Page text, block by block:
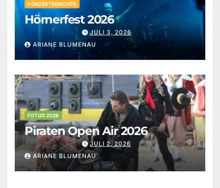
KONZERTBERICHTE
Hörnerfest 2026
JULI 3, 2026
ARIANE BLUMENAU
FOTOS 2026
Piraten Open Air 2026
JULI 2, 2026
ARIANE BLUMENAU